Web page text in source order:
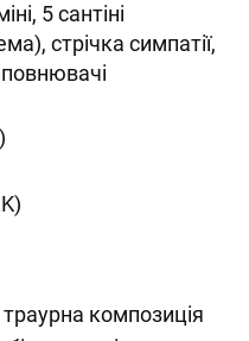
5 сантіні
стрічка симпатії,
композиція